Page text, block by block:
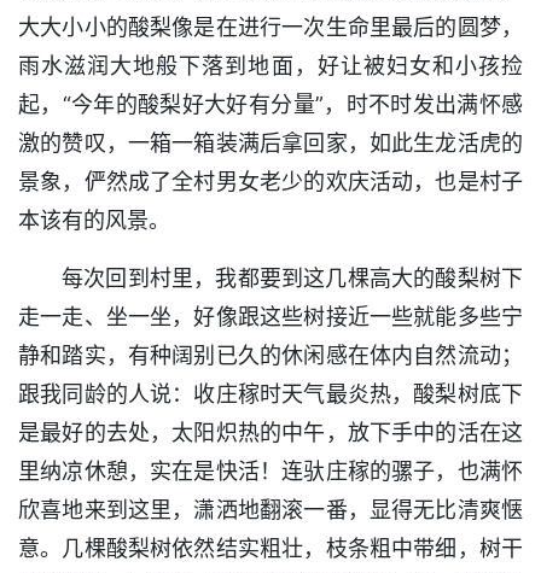
大大小小的酸梨像是在进行一次生命里最后的圆梦，
雨水滋润大地般下落到地面，好让被妇女和小孩捡
起，“今年的酸梨好大好有分量”，时不时发出满怀感
激的赞叹，一箱一箱装满后拿回家，如此生龙活虎的
景象，俨然成了全村男女老少的欢庆活动，也是村子
本该有的风景。
每次回到村里，我都要到这几棵高大的酸梨树下
走一走、坐一坐，好像跟这些树接近一些就能多些宁
静和踏实，有种阔别已久的休闲感在体内自然流动；
跟我同龄的人说：收庄稼时天气最炎热，酸梨树底下
是最好的去处，太阳炽热的中午，放下手中的活在这
里纳凉休憩，实在是快活！连驮庄稼的骡子，也满怀
欣喜地来到这里，潇洒地翻滚一番，显得无比清爽惬
意。几棵酸梨树依然结实粗壮，枝条粗中带细，树干